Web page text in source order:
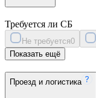
Требуется ли СБ
Не требуется0
Показать ещё
Проезд и логистика